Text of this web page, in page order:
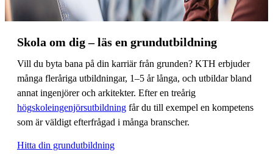
Skola om dig – läs en grundutbildning
Vill du byta bana på din karriär från grunden? KTH erbjuder
många fleråriga utbildningar, 1–5 år långa, och utbildar bland
annat ingenjörer och arkitekter. Efter en treårig
högskoleingenjörsutbildning får du till exempel en kompetens
som är väldigt efterfrågad i många branscher.
Hitta din grundutbildning